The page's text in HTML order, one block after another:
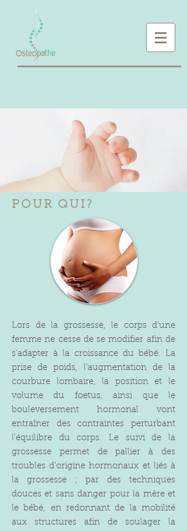
POUR QUI?
Lors de la grossesse, le corps d'une
femme ne cesse de se modifier afin de
s'adapter à la croissance du bébé. La
prise de poids, l’augmentation de la
courbure lombaire, la position et le
volume du foetus, ainsi que le
bouleversement hormonal vont
entraîner des contraintes perturbant
l’équilibre du corps. Le suivi de la
grossesse permet de pallier à des
troubles d'origine hormonaux et liés à
la grossesse ; par des techniques
douces et sans danger pour la mère et
le bébé, en redonnant de la mobilité
aux structures afin de soulager la